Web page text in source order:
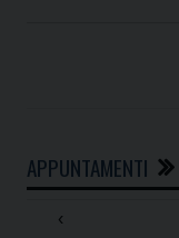
APPUNTAMENTI
‹